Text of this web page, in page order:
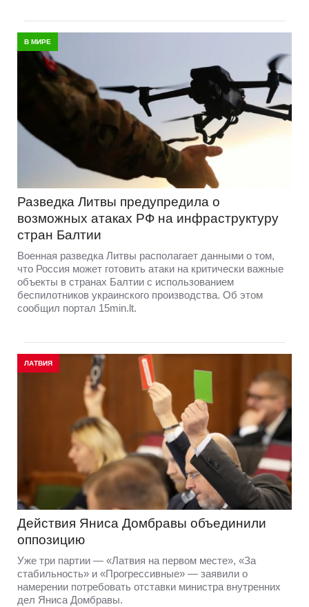
В МИРЕ
Разведка Литвы предупредила о
возможных атаках РФ на инфраструктуру
стран Балтии
Военная разведка Литвы располагает данными о том,
что Россия может готовить атаки на критически важные
объекты в странах Балтии с использованием
беспилотников украинского производства. Об этом
сообщил портал 15min.lt.
ЛАТВИЯ
Действия Яниса Домбравы объединили
оппозицию
Уже три партии — «Латвия на первом месте», «За
стабильность» и «Прогрессивные» — заявили о
намерении потребовать отставки министра внутренних
дел Яниса Домбравы.